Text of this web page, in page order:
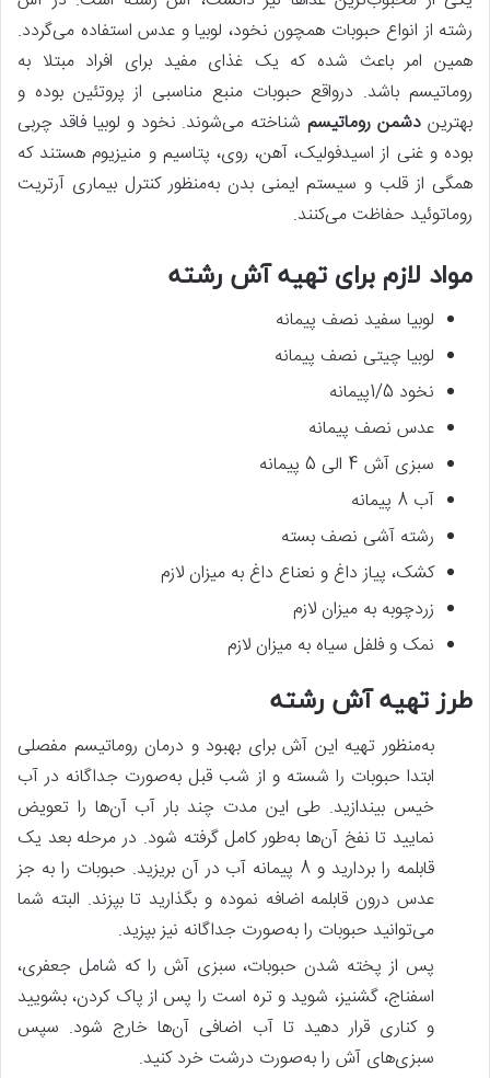
رشته از انواع حبوبات همچون نخود، لوبیا و عدس استفاده می‌گردد.
همین امر باعث شده که یک غذای مفید برای افراد مبتلا به
روماتیسم باشد. درواقع حبوبات منبع مناسبی از پروتئین بوده و
بهترین دشمن روماتیسمشناخته می‌شوند. نخود و لوبیا فاقد چربی
بوده و غنی از اسیدفولیک، آهن، روی، پتاسیم و منیزیوم هستند که
همگی از قلب و سیستم ایمنی بدن به‌منظور کنترل بیماری آرتریت
روماتوئید حفاظت می‌کنند.
مواد لازم برای تهیه آش رشته
لوبیا سفید نصف پیمانه
لوبیا چیتی نصف پیمانه
نخود 1/5پیمانه
عدس نصف پیمانه
سبزی آش 4 الی 5 پیمانه
آب 8 پیمانه
رشته آشی نصف بسته
کشک، پیاز داغ و نعناع داغ به میزان لازم
زردچوبه به میزان لازم
نمک و فلفل سیاه به میزان لازم
طرز تهیه آش رشته
به‌منظور تهیه این آش برای بهبود و درمان روماتیسم مفصلی
ابتدا حبوبات را شسته و از شب قبل به‌صورت جداگانه در آب
خیس بیندازید. طی این مدت چند بار آب آن‌ها را تعویض
نمایید تا نفخ آن‌ها به‌طور کامل گرفته شود. در مرحله بعد یک
قابلمه را بردارید و 8 پیمانه آب در آن بریزید. حبوبات را به جز
عدس درون قابلمه اضافه نموده و بگذارید تا بپزند. البته شما
می‌توانید حبوبات را به‌صورت جداگانه نیز بپزید.
پس‌ از پخته شدن حبوبات، سبزی آش را که شامل جعفری،
اسفناج، گشنیز، شوید و تره است را پس‌ از پاک کردن، بشویید
و کناری قرار دهید تا آب اضافی آن‌ها خارج شود. سپس
سبزی‌های آش را به‌صورت درشت خرد کنید.